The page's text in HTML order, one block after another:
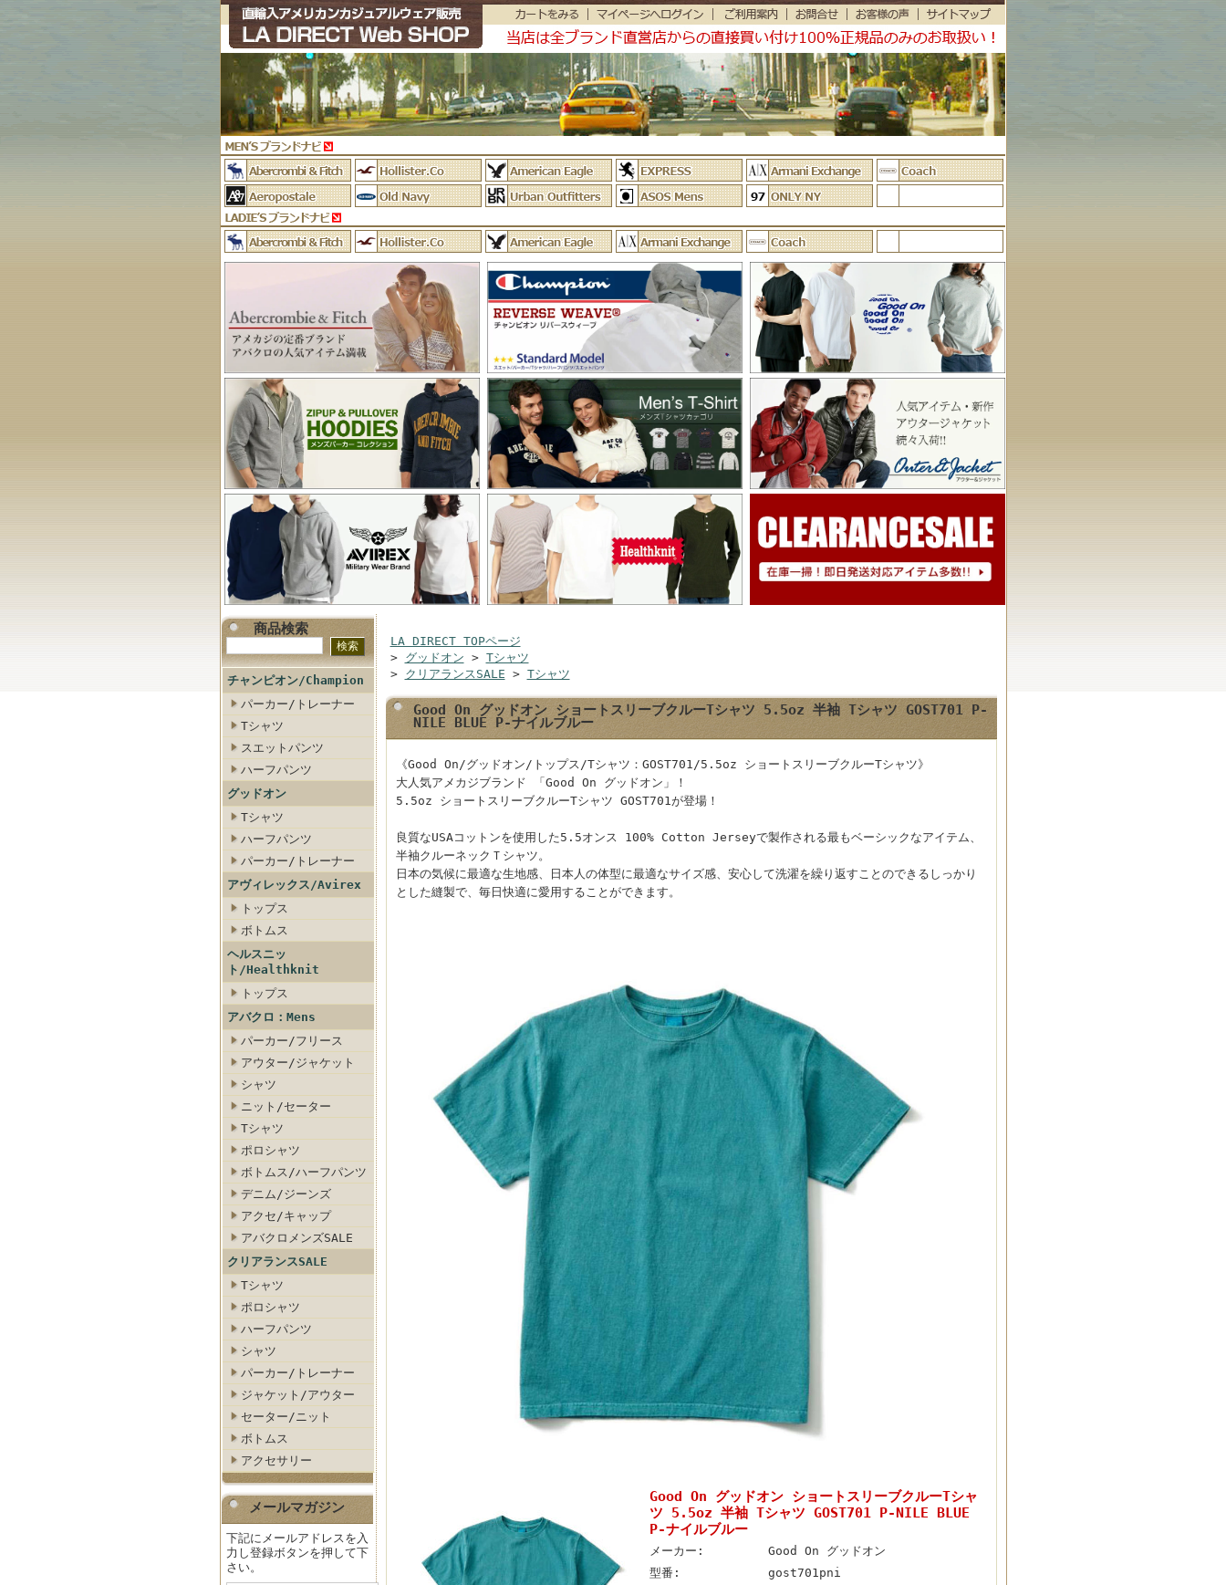
商品検索
チャンピオン/Champion
パーカー/トレーナー
Tシャツ
スエットパンツ
ハーフパンツ
グッドオン
Tシャツ
ハーフパンツ
パーカー/トレーナー
アヴィレックス/Avirex
トップス
ボトムス
ヘルスニッ
ト/Healthknit
トップス
アバクロ：Mens
パーカー/フリース
アウター/ジャケット
シャツ
ニット/セーター
Tシャツ
ポロシャツ
ボトムス/ハーフパンツ
デニム/ジーンズ
アクセ/キャップ
アバクロメンズSALE
クリアランスSALE
Tシャツ
ポロシャツ
ハーフパンツ
シャツ
パーカー/トレーナー
ジャケット/アウター
セーター/ニット
ボトムス
アクセサリー
メールマガジン
下記にメールアドレスを入
力し登録ボタンを押して下
さい。
LA DIRECT TOPページ
> グッドオン > Tシャツ
> クリアランスSALE > Tシャツ
Good On グッドオン ショートスリーブクルーTシャツ 5.5oz 半袖 Tシャツ GOST701 P-
NILE BLUE P-ナイルブルー
《Good On/グッドオン/トップス/Tシャツ：GOST701/5.5oz ショートスリーブクルーTシャツ》
大人気アメカジブランド 「Good On グッドオン」！
5.5oz ショートスリーブクルーTシャツ GOST701が登場！
良質なUSAコットンを使用した5.5オンス 100% Cotton Jerseyで製作される最もベーシックなアイテム、
半袖クルーネックＴシャツ。
日本の気候に最適な生地感、日本人の体型に最適なサイズ感、安心して洗濯を繰り返すことのできるしっかり
とした縫製で、毎日快適に愛用することができます。
Good On グッドオン ショートスリーブクルーTシャ
ツ 5.5oz 半袖 Tシャツ GOST701 P-NILE BLUE
P-ナイルブルー
メーカー:
Good On グッドオン
型番:
gost701pni